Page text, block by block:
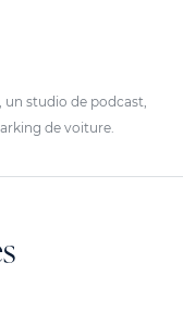
un studio de podcast,
de voiture.